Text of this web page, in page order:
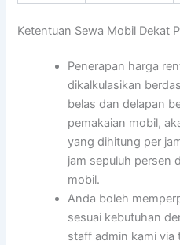
Ketentuan Sewa Mobil Dekat
Penerapan harga
dikalkulasikan
belas dan delapan
pemakaian mobil,
yang dihitung per
jam sepuluh persen
mobil.
Anda boleh
sesuai kebutuhan
staff admin kami via